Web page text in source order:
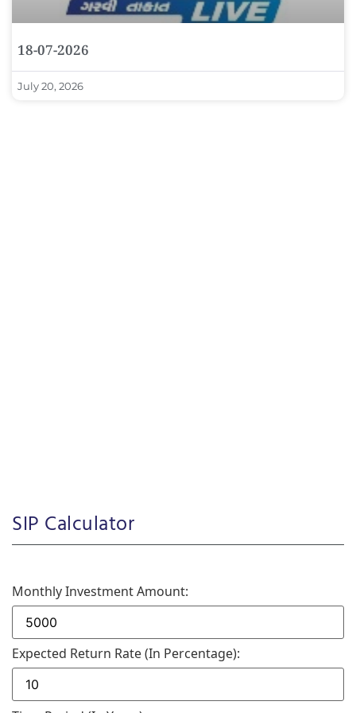
18-07-2026
July 20, 2026
SIP Calculator
Monthly Investment Amount:
Expected Return Rate (in Percentage):